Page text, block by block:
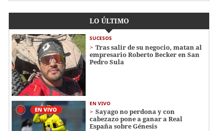
LO ÚLTIMO
SUCESOS
Tras salir de su negocio, matan al
empresario Roberto Becker en San
Pedro Sula
EN VIVO
Sayago no perdona y con
cabezazo pone a ganar a Real
España sobre Génesis